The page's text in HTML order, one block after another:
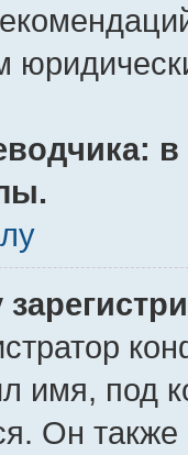
имя, под
Он